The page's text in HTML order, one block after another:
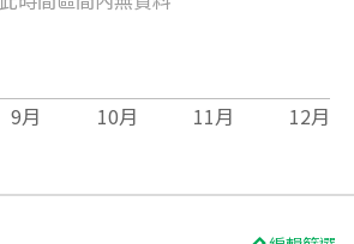
9月 10月 11月 12月